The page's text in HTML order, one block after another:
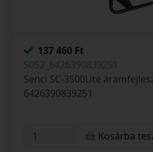
137 460 Ft
Senci SC-3500Lite
6426390839251
Kosárba